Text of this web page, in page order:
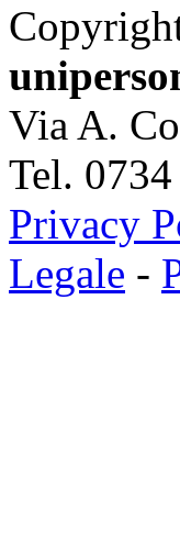
Via A.
Tel.
Privacy
Legale -